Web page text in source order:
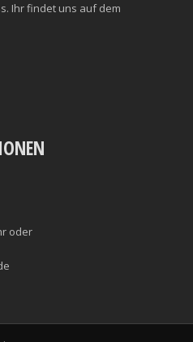
Ihr findet uns auf dem
oder